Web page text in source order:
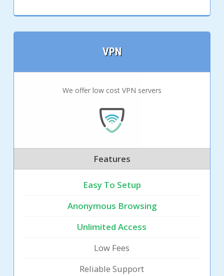
VPN
We offer low cost VPN servers
Features
Easy To Setup
Anonymous Browsing
Unlimited Access
Low Fees
Reliable Support